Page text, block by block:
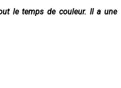
le temps de couleur. Il a une